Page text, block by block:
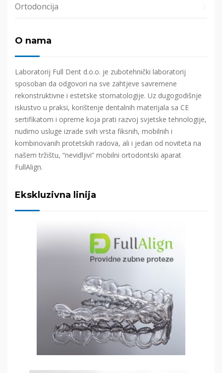
Ortodoncija
O nama
Laboratorij Full Dent d.o.o. je zubotehnički laboratorij
sposoban da odgovori na sve zahtjeve savremene
rekonstruktivne i estetske stomatologije. Uz dugogodišnje
iskustvo u praksi, korištenje dentalnih materijala sa CE
sertifikatom i opreme koja prati razvoj svjetske tehnologije,
nudimo usluge izrade svih vrsta fiksnih, mobilnih i
kombinovanih protetskih radova, ali i jedan od noviteta na
našem tržištu, “nevidljivi” mobilni ortodontski aparat
FullAlign.
Ekskluzivna linija